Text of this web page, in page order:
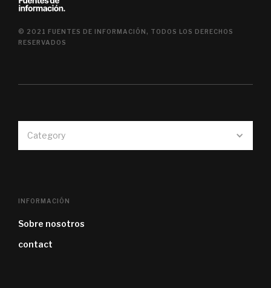
© 2021 FUENTES DE INFORMACIÓN, TODOS LOS DERECHOS
RESERVADOS
Category
INFORMACIÓN
Sobre nosotros
contact